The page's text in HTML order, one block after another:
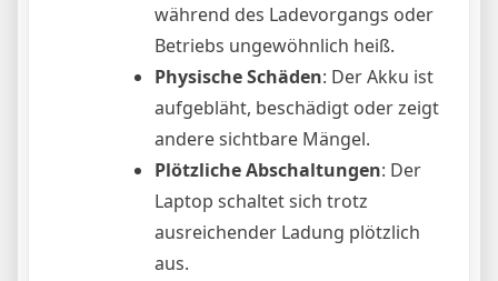
während des Ladevorgangs oder
Betriebs ungewöhnlich heiß.
Physische Schäden: Der Akku ist
aufgebläht, beschädigt oder zeigt
andere sichtbare Mängel.
Plötzliche Abschaltungen: Der
Laptop schaltet sich trotz
ausreichender Ladung plötzlich
aus.